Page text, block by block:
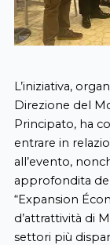
L’iniziativa,
Direzione del
Principato, ha
entrare in
all’evento,
approfondita
“Expansion
d’attrattività di
settori più